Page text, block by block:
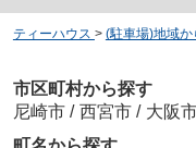
ティーハウス > (駐車場)地域か
市区町村から探す
尼崎市 / 西宮市 / 大阪